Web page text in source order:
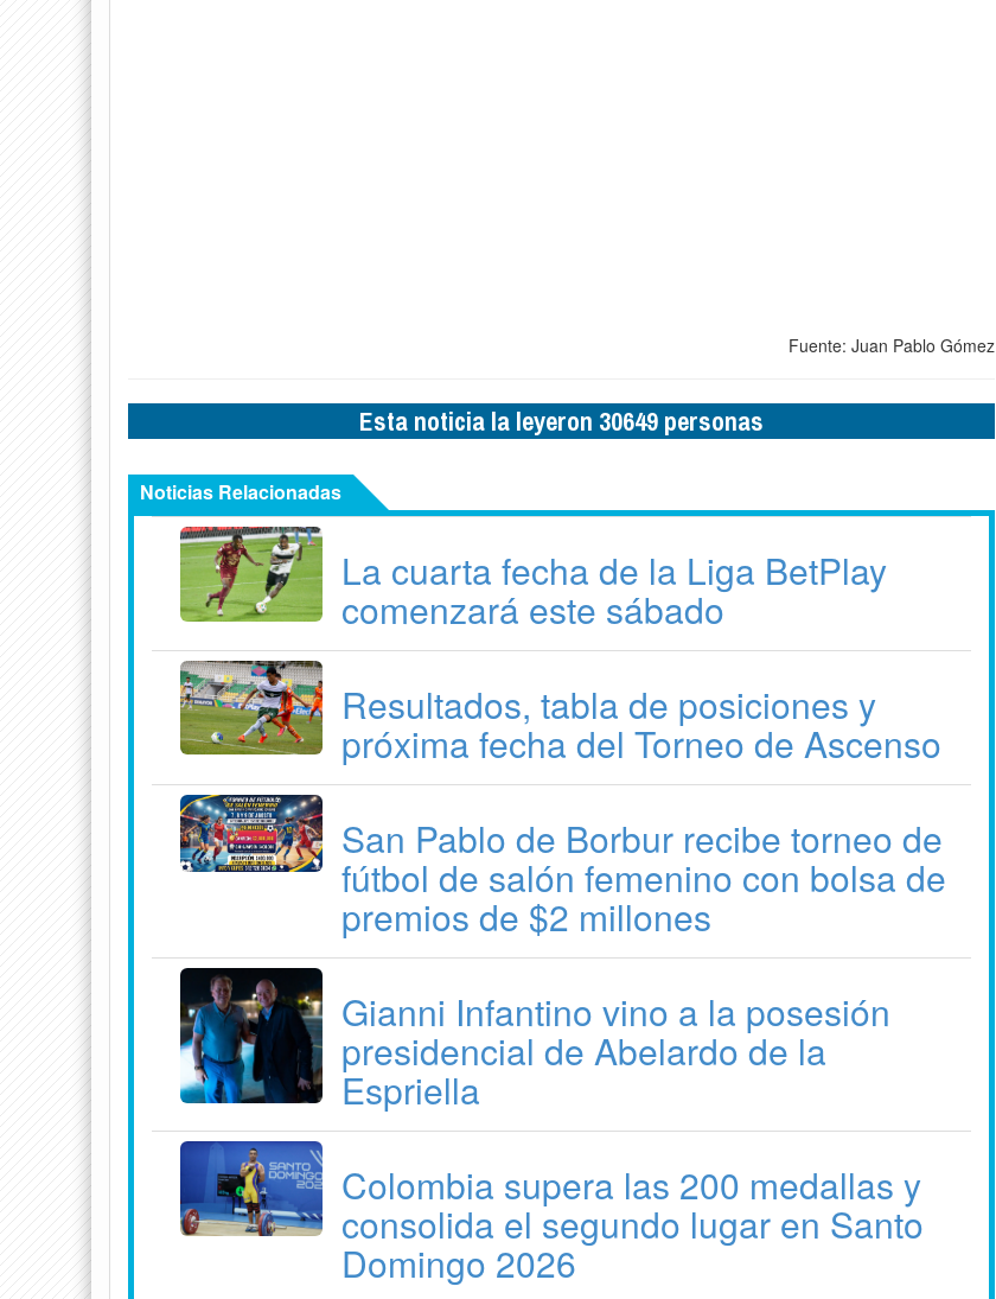
Fuente: Juan Pablo Gómez
Esta noticia la leyeron 30649 personas
Noticias Relacionadas
La cuarta fecha de la Liga BetPlay
comenzará este sábado
Resultados, tabla de posiciones y
próxima fecha del Torneo de Ascenso
San Pablo de Borbur recibe torneo de
fútbol de salón femenino con bolsa de
premios de $2 millones
Gianni Infantino vino a la posesión
presidencial de Abelardo de la
Espriella
Colombia supera las 200 medallas y
consolida el segundo lugar en Santo
Domingo 2026